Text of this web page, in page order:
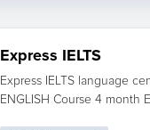
Express IELTS
Express IELTS language
ENGLISH Course 4 month